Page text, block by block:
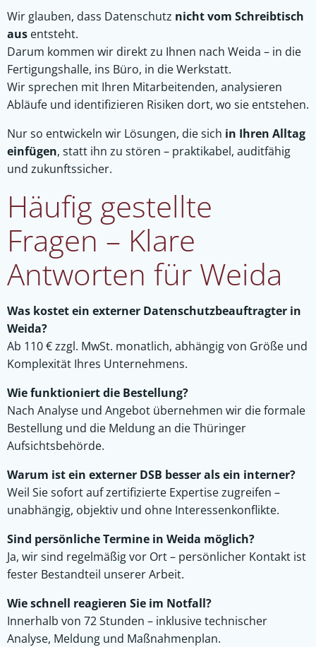
Wir glauben, dass Datenschutz nicht vom Schreibtisch
aus entsteht.
Darum kommen wir direkt zu Ihnen nach Weida – in die
Fertigungshalle, ins Büro, in die Werkstatt.
Wir sprechen mit Ihren Mitarbeitenden, analysieren
Abläufe und identifizieren Risiken dort, wo sie entstehen.
Nur so entwickeln wir Lösungen, die sich in Ihren Alltag
einfügen, statt ihn zu stören – praktikabel, auditfähig
und zukunftssicher.
Häufig gestellte
Fragen – Klare
Antworten für Weida
Was kostet ein externer Datenschutzbeauftragter in
Weida?
Ab 110 € zzgl. MwSt. monatlich, abhängig von Größe und
Komplexität Ihres Unternehmens.
Wie funktioniert die Bestellung?
Nach Analyse und Angebot übernehmen wir die formale
Bestellung und die Meldung an die Thüringer
Aufsichtsbehörde.
Warum ist ein externer DSB besser als ein interner?
Weil Sie sofort auf zertifizierte Expertise zugreifen –
unabhängig, objektiv und ohne Interessenkonflikte.
Sind persönliche Termine in Weida möglich?
Ja, wir sind regelmäßig vor Ort – persönlicher Kontakt ist
fester Bestandteil unserer Arbeit.
Wie schnell reagieren Sie im Notfall?
Innerhalb von 72 Stunden – inklusive technischer
Analyse, Meldung und Maßnahmenplan.